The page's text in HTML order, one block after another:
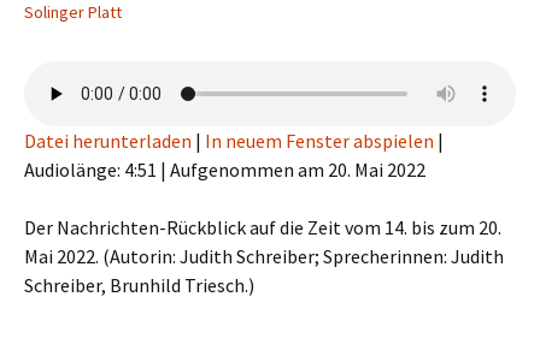
Solinger Platt
Datei herunterladen | In neuem Fenster abspielen |
Audiolänge: 4:51 | Aufgenommen am 20. Mai 2022
Der Nachrichten-Rückblick auf die Zeit vom 14. bis zum 20.
Mai 2022. (Autorin: Judith Schreiber; Sprecherinnen: Judith
Schreiber, Brunhild Triesch.)